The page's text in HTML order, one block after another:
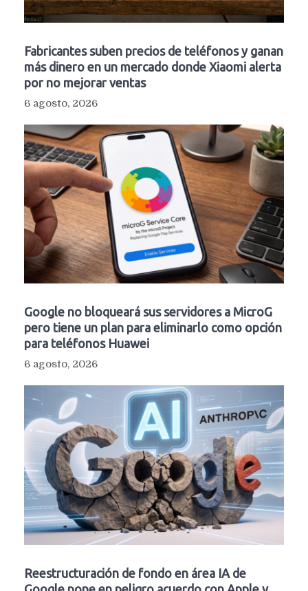
Fabricantes suben precios de teléfonos y ganan
más dinero en un mercado donde Xiaomi alerta
por no mejorar ventas
6 agosto, 2026
Google no bloqueará sus servidores a MicroG
pero tiene un plan para eliminarlo como opción
para teléfonos Huawei
6 agosto, 2026
Reestructuración de fondo en área IA de